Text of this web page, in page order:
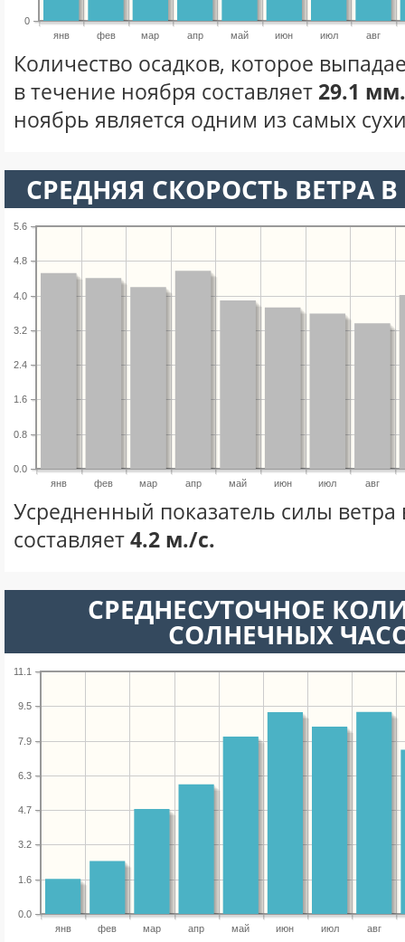
янв фев мар апр май июн июл авг
0
Количество осадков, которое
в течение ноября составляет 29.1 мм.
ноябрь является одним из самых
СРЕДНЯЯ СКОРОСТЬ ВЕТРА
янв фев мар апр май июн июл авг
0.0
0.8
1.6
2.4
3.2
4.0
4.8
5.6
Усредненный показатель силы ветра
составляет4.2 м./с.
СРЕДНЕСУТОЧНОЕ
СОЛНЕЧНЫХ
янв фев мар апр май июн июл авг
0.0
1.6
3.2
4.7
6.3
7.9
9.5
11.1